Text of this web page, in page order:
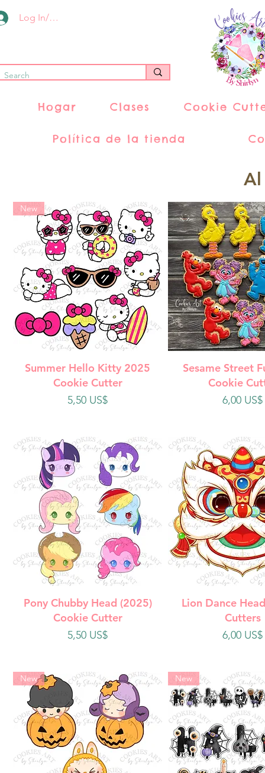
Log In/Register
Hogar Clases Cookie
Política de la tienda
Al
Vista rápida
New
Summer Hello Kitty 2025
Cookie Cutter
Precio
5,50 US$
Vista
Sesame Street
Cookie
Precio
6,00 US$
Vista rápida
Pony Chubby Head (2025)
Cookie Cutter
Precio
5,50 US$
Vista
Lion Dance
Cutters
Precio
6,00 US$
New New